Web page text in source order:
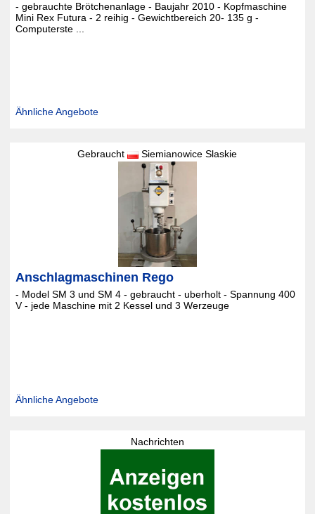
- gebrauchte Brötchenanlage - Baujahr 2010 - Kopfmaschine
Mini Rex Futura - 2 reihig - Gewichtbereich 20- 135 g -
Computerste ...
Ähnliche Angebote
Gebraucht Siemianowice Slaskie
Anschlagmaschinen Rego
- Model SM 3 und SM 4 - gebraucht - uberholt - Spannung 400
V - jede Maschine mit 2 Kessel und 3 Werzeuge
Ähnliche Angebote
Nachrichten